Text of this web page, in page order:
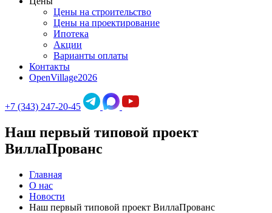
Цены на строительство
Цены на проектирование
Ипотека
Акции
Варианты оплаты
Контакты
OpenVillage2026
+7 (343) 247-20-45
Наш первый типовой проект
ВиллаПрованс
Главная
О нас
Новости
Наш первый типовой проект ВиллаПрованс